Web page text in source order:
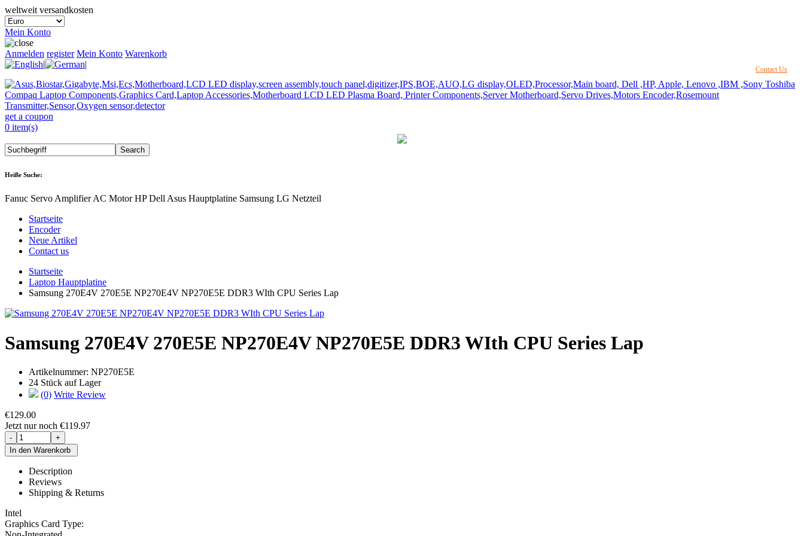
weltweit versandkosten
Mein Konto
Anmelden register Mein Konto Warenkorb
Contact Us
| |
get a coupon
0 item(s)
Heiße Suche:
Fanuc Servo Amplifier AC Motor HP Dell Asus Hauptplatine Samsung LG Netzteil
Startseite
Encoder
Neue Artikel
Contact us
Startseite
Laptop Hauptplatine
Samsung 270E4V 270E5E NP270E4V NP270E5E DDR3 WIth CPU Series Lap
Samsung 270E4V 270E5E NP270E4V NP270E5E DDR3 WIth CPU Series Lap
Artikelnummer: NP270E5E
24 Stück auf Lager
(0) Write Review
€129.00
Jetzt nur noch €119.97
Description
Reviews
Shipping & Returns
Intel
Graphics Card Type: